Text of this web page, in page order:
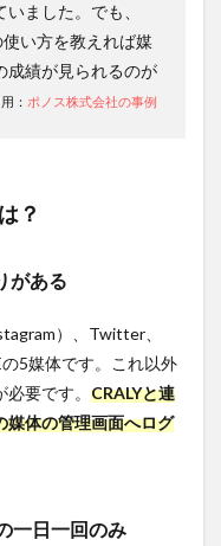
ました。でも、
い方を教えれば媒
成績が見られるのが
： ポノス株式会社の事例
？
がある
）、Twitter、
5媒体です。これ以外
要です。 CRALYと連
媒体の管理画面へログ
一日一回のみ